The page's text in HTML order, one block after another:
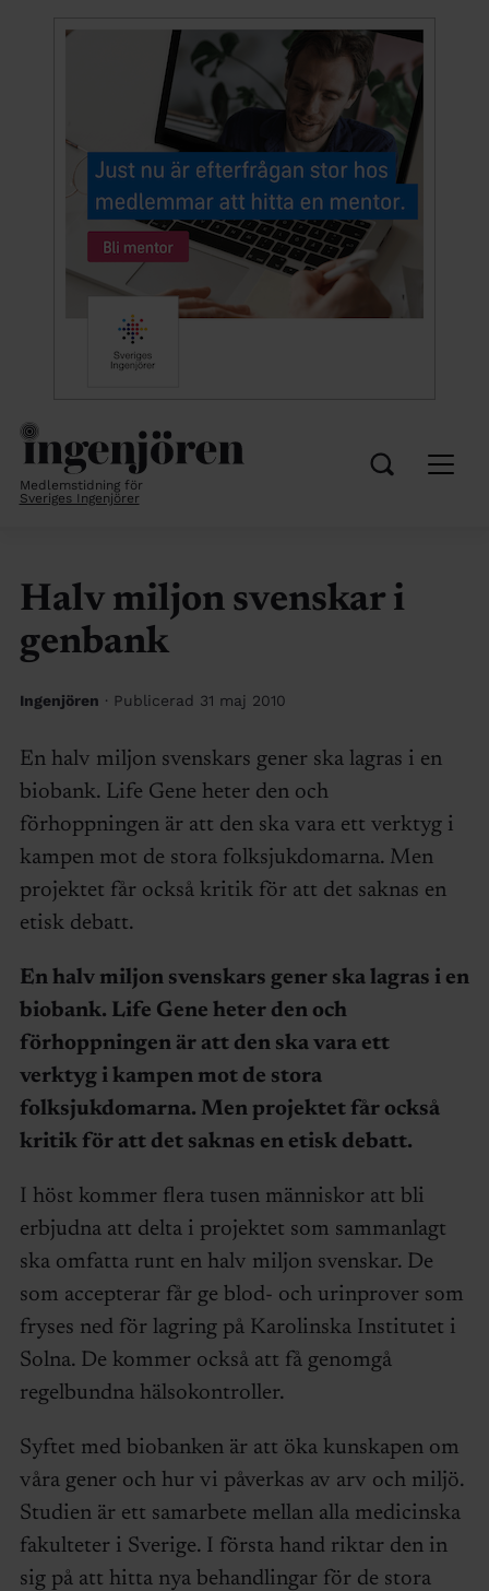
Medlemstidning för
Sveriges Ingenjörer
Halv miljon svenskar i
genbank
Ingenjören · Publicerad 31 maj 2010
En halv miljon svenskars gener ska lagras i en
biobank. Life Gene heter den och
förhoppningen är att den ska vara ett verktyg i
kampen mot de stora folksjukdomarna. Men
projektet får också kritik för att det saknas en
etisk debatt.
En halv miljon svenskars gener ska lagras i en
biobank. Life Gene heter den och
förhoppningen är att den ska vara ett
verktyg i kampen mot de stora
folksjukdomarna. Men projektet får också
kritik för att det saknas en etisk debatt.
I höst kommer flera tusen människor att bli
erbjudna att delta i projektet som sammanlagt
ska omfatta runt en halv miljon svenskar. De
som accepterar får ge blod- och urinprover som
fryses ned för lagring på Karolinska Institutet i
Solna. De kommer också att få genomgå
regelbundna hälsokontroller.
Syftet med biobanken är att öka kunskapen om
våra gener och hur vi påverkas av arv och miljö.
Studien är ett samarbete mellan alla medicinska
fakulteter i Sverige. I första hand riktar den in
sig på att hitta nya behandlingar för de stora